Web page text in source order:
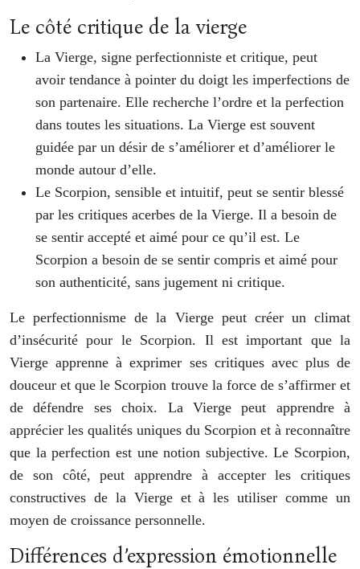
Le côté critique de la vierge
La Vierge, signe perfectionniste et critique, peut
avoir tendance à pointer du doigt les imperfections de
son partenaire. Elle recherche l’ordre et la perfection
dans toutes les situations. La Vierge est souvent
guidée par un désir de s’améliorer et d’améliorer le
monde autour d’elle.
Le Scorpion, sensible et intuitif, peut se sentir blessé
par les critiques acerbes de la Vierge. Il a besoin de
se sentir accepté et aimé pour ce qu’il est. Le
Scorpion a besoin de se sentir compris et aimé pour
son authenticité, sans jugement ni critique.
Le perfectionnisme de la Vierge peut créer un climat
d’insécurité pour le Scorpion. Il est important que la
Vierge apprenne à exprimer ses critiques avec plus de
douceur et que le Scorpion trouve la force de s’affirmer et
de défendre ses choix. La Vierge peut apprendre à
apprécier les qualités uniques du Scorpion et à reconnaître
que la perfection est une notion subjective. Le Scorpion,
de son côté, peut apprendre à accepter les critiques
constructives de la Vierge et à les utiliser comme un
moyen de croissance personnelle.
Différences d’expression émotionnelle